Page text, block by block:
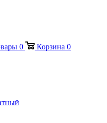
0 Корзина 0